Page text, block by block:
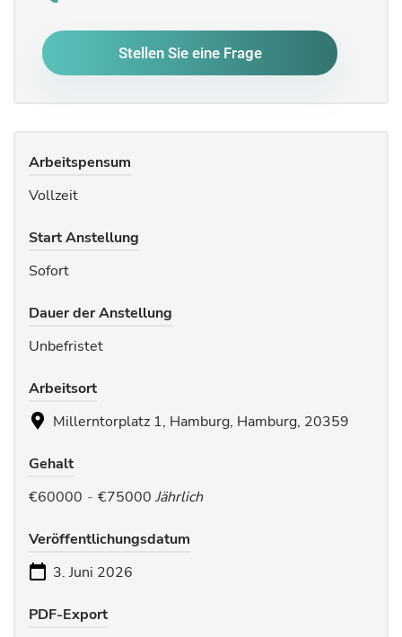
Stellen Sie eine Frage
Arbeitspensum
Vollzeit
Start Anstellung
Sofort
Dauer der Anstellung
Unbefristet
Arbeitsort
Millerntorplatz 1, Hamburg, Hamburg, 20359
Gehalt
€60000 - €75000 Jährlich
Veröffentlichungsdatum
3. Juni 2026
PDF-Export